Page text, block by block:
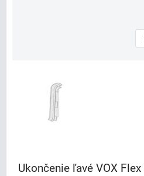
Ukončenie ľavé VOX